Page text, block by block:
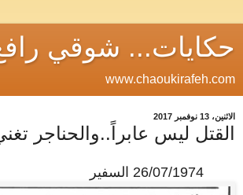
حكايات... شوقي
www.chaoukirafeh.com
الاثنين، 13 نوفمبر 2017
القتل ليس عابراً..والحناجر